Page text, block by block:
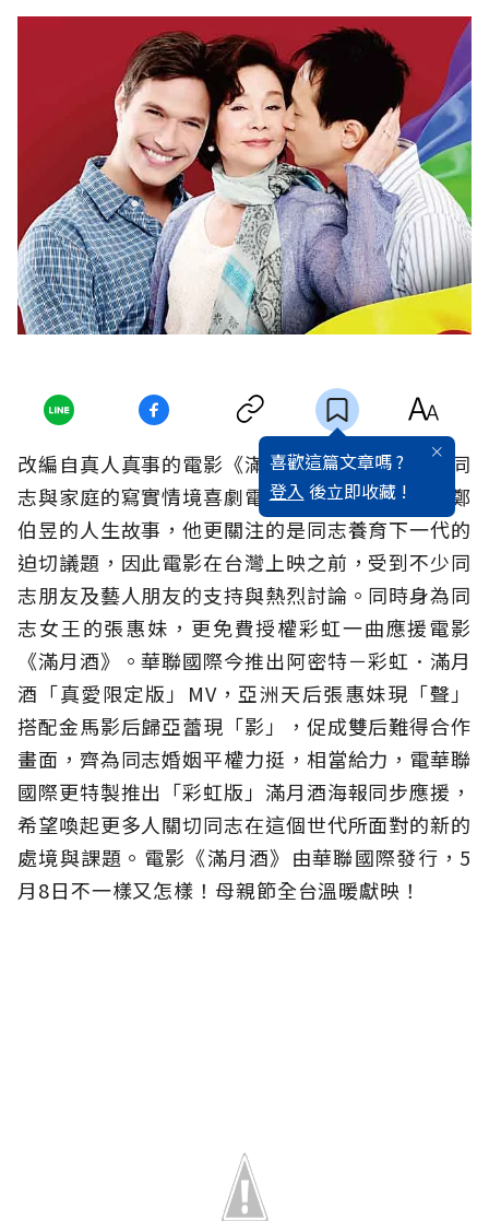
喜歡這篇文章嗎 ?
登入 後立即收藏 !
改編自真人真事的電影《滿月酒》，是一部闡述同
志與家庭的寫實情境喜劇電影。劇本改編自導演鄭
伯昱的人生故事，他更關注的是同志養育下一代的
迫切議題，因此電影在台灣上映之前，受到不少同
志朋友及藝人朋友的支持與熱烈討論。同時身為同
志女王的張惠妹，更免費授權彩虹一曲應援電影
《滿月酒》。華聯國際今推出阿密特－彩虹．滿月
酒「真愛限定版」MV，亞洲天后張惠妹現「聲」
搭配金馬影后歸亞蕾現「影」，促成雙后難得合作
畫面，齊為同志婚姻平權力挺，相當給力，電華聯
國際更特製推出「彩虹版」滿月酒海報同步應援，
希望喚起更多人關切同志在這個世代所面對的新的
處境與課題。電影《滿月酒》由華聯國際發行，5
月8日不一樣又怎樣！母親節全台溫暖獻映！